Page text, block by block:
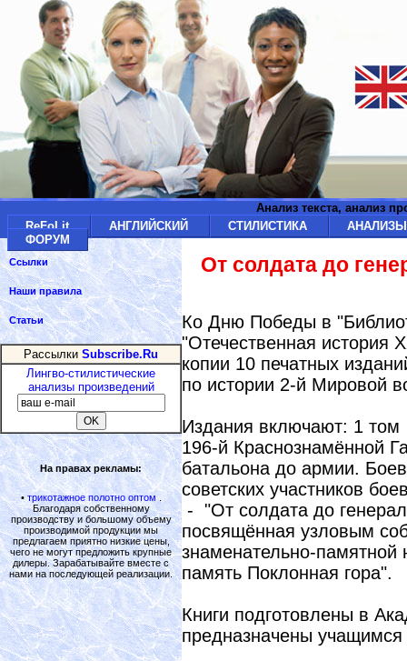
Анализ текста, анализ
ReFoLit
АНГЛИЙСКИЙ СТИЛИСТИКА
ФОРУМ
От солдата до
Ко Дню Победы в
"Отечественная история
копии 10 печатных
по истории 2-й Мировой
Издания включают: 1 том
196-й Краснознамённой
батальона до армии.
советских участников
- "От солдата до
посвящённая узловым
знаменательно-
память Поклонная гора".
Книги подготовлены в
предназначены
Ссылки
Наши правила
Статьи
Рассылки Subscribe.Ru
Лингво-стилистические
анализы произведений
На правах рекламы:
•трикотажное полотно оптом.
Благодаря собственному
производству и большому объему
производимой продукции мы
предлагаем приятно низкие цены,
чего не могут предложить крупные
дилеры. Зарабатывайте вместе с
нами на последующей реализации.